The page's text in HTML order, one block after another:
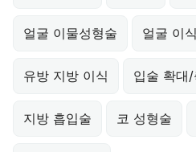
얼굴 이물성형술 얼굴 이
유방 지방 이식 입술 확대/
지방 흡입술 코 성형술